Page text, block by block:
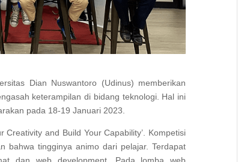
Dian Nuswantoro (Udinus) memberikan
keterampilan di bidang teknologi. Hal ini
pada 18-19 Januari 2023.
Creativity and Build Your Capability’. Kompetisi
bahwa tingginya animo dari pelajar. Terdapat